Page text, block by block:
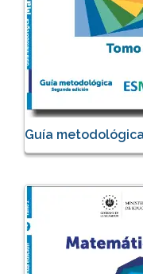
Guía